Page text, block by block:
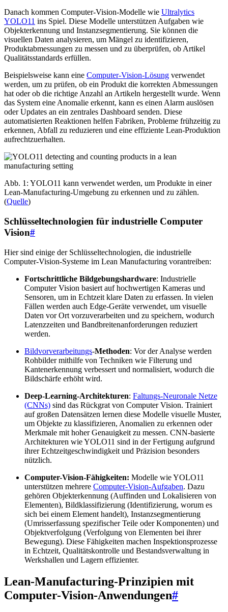
Danach kommen Computer-Vision-Modelle wie Ultralytics
YOLO11 ins Spiel. Diese Modelle unterstützen Aufgaben wie
Objekterkennung und Instanzsegmentierung. Sie können die
visuellen Daten analysieren, um Mängel zu identifizieren,
Produktabmessungen zu messen und zu überprüfen, ob Artikel
Qualitätsstandards erfüllen.
Beispielsweise kann eine Computer-Vision-Lösung verwendet
werden, um zu prüfen, ob ein Produkt die korrekten Abmessungen
hat oder ob die richtige Anzahl an Artikeln hergestellt wurde. Wenn
das System eine Anomalie erkennt, kann es einen Alarm auslösen
oder Updates an ein zentrales Dashboard senden. Diese
automatisierten Reaktionen helfen Fabriken, Probleme frühzeitig zu
erkennen, Abfall zu reduzieren und eine effiziente Lean-Produktion
aufrechtzuerhalten.
Abb. 1: YOLO11 kann verwendet werden, um Produkte in einer
Lean-Manufacturing-Umgebung zu erkennen und zu zählen.
(Quelle)
Schlüsseltechnologien für industrielle Computer
Vision#
Hier sind einige der Schlüsseltechnologien, die industrielle
Computer-Vision-Systeme im Lean Manufacturing vorantreiben:
Fortschrittliche Bildgebungshardware: Industrielle
Computer Vision basiert auf hochwertigen Kameras und
Sensoren, um in Echtzeit klare Daten zu erfassen. In vielen
Fällen werden auch Edge-Geräte verwendet, um visuelle
Daten vor Ort vorzuverarbeiten und zu speichern, wodurch
Latenzzeiten und Bandbreitenanforderungen reduziert
werden.
Bildvorverarbeitungs-Methoden: Vor der Analyse werden
Rohbilder mithilfe von Techniken wie Filterung und
Kantenerkennung verbessert und normalisiert, wodurch die
Bildschärfe erhöht wird.
Deep-Learning-Architekturen: Faltungs-Neuronale Netze
(CNNs) sind das Rückgrat von Computer Vision. Trainiert
auf großen Datensätzen lernen diese Modelle visuelle Muster,
um Objekte zu klassifizieren, Anomalien zu erkennen oder
Merkmale mit hoher Genauigkeit zu messen. CNN-basierte
Architekturen wie YOLO11 sind in der Fertigung aufgrund
ihrer Echtzeitgeschwindigkeit und Präzision besonders
nützlich.
Computer-Vision-Fähigkeiten: Modelle wie YOLO11
unterstützen mehrere Computer-Vision-Aufgaben. Dazu
gehören Objekterkennung (Auffinden und Lokalisieren von
Elementen), Bildklassifizierung (Identifizierung, worum es
sich bei einem Element handelt), Instanzsegmentierung
(Umrisserfassung spezifischer Teile oder Komponenten) und
Objektverfolgung (Verfolgung von Elementen bei ihrer
Bewegung). Diese Fähigkeiten machen Inspektionsprozesse
in Echtzeit, Qualitätskontrolle und Bestandsverwaltung in
Werkshallen und Lagern effizienter.
Lean-Manufacturing-Prinzipien mit
Computer-Vision-Anwendungen#